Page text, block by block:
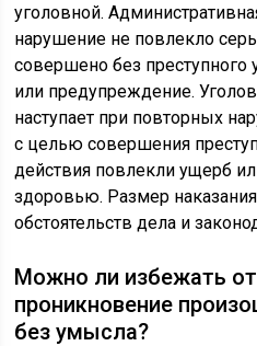
уголовной.
нарушение не повлекло
совершено без
или предупреждение.
наступает при повторных
с целью совершения
действия повлекли ущерб
здоровью. Размер
обстоятельств дела и
Можно ли избежать
проникновение
без умысла?